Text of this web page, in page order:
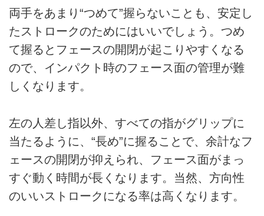
両手をあまり“つめて”握らないことも、安定し
たストロークのためにはいいでしょう。つめ
て握るとフェースの開閉が起こりやすくなる
ので、インパクト時のフェース面の管理が難
しくなります。
左の人差し指以外、すべての指がグリップに
当たるように、“長め”に握ることで、余計なフ
ェースの開閉が抑えられ、フェース面がまっ
すぐ動く時間が長くなります。当然、方向性
のいいストロークになる率は高くなります。